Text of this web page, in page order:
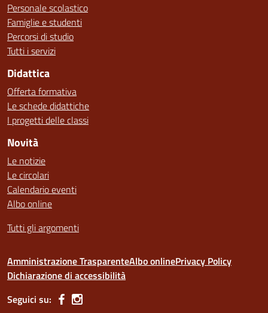
Personale scolastico
Famiglie e studenti
Percorsi di studio
Tutti i servizi
Didattica
Offerta formativa
Le schede didattiche
I progetti delle classi
Novità
Le notizie
Le circolari
Calendario eventi
Albo online
Tutti gli argomenti
Amministrazione TrasparenteAlbo onlinePrivacy Policy
Dichiarazione di accessibilità
Seguici su: